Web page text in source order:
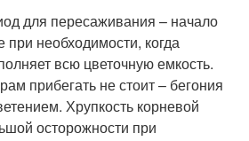
для пересаживания – начало
необходимости, когда
всю цветочную емкость.
прибегать не стоит – бегония
Хрупкость корневой
осторожности при